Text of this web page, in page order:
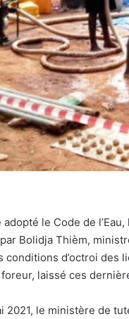
le Code de
Bolidja Thièm,
conditions d’octroi
laissé ces
2021, le ministère de